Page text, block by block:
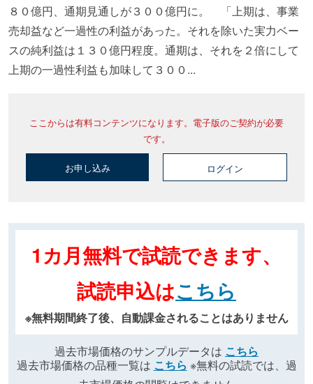
８０億円、通期見通しが３００億円に。 「上期は、事業
売却益など一過性の利益があった。それを除いた実力ベー
スの純利益は１３０億円程度。通期は、それを２倍にして
上期の一過性利益も加味して３００...
ここからは有料コンテンツになります。電子版のご契約が必要
です。
お申し込み ログイン
1カ月無料で試読できます、
試読申込はこちら
※無料期間終了後、自動課金されることはありません
過去市場価格のサンプルデータは こちら
過去市場価格の品種一覧は こちら ※無料の試読では、過